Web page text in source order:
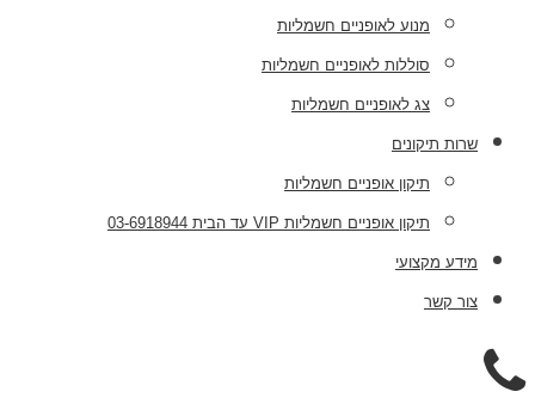
מנוע לאופניים חשמליות
סוללות לאופניים חשמליות
צג לאופניים חשמליות
שרות תיקונים
תיקון אופניים חשמליות
תיקון אופניים חשמליות VIP עד הבית 03-6918944
מידע מקצועי
צור קשר